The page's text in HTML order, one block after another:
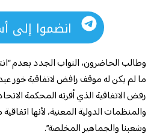
انضموا إلى
وطالب الحاضرون، النواب الجدد بعدم
ما لم يكن له موقف رافض لاتفاقية خور عبد
رفض الاتفاقية الذي أقرته المحكمة
والمنظمات الدولية المعنية، لأنها
وشعبنا والجماهير المخلصة”.